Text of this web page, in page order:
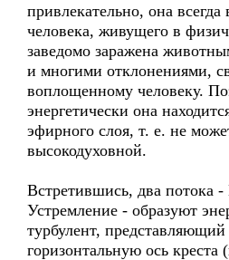
привлекательно, она
человека, живущего в
заведомо заражена
и многими отклонениями,
воплощенному человеку.
энергетически она
эфирного слоя, т. е. не
высокодуховной.
Встретившись, два потока -
Устремление - образуют
турбулент, представляющий
горизонтальную ось креста